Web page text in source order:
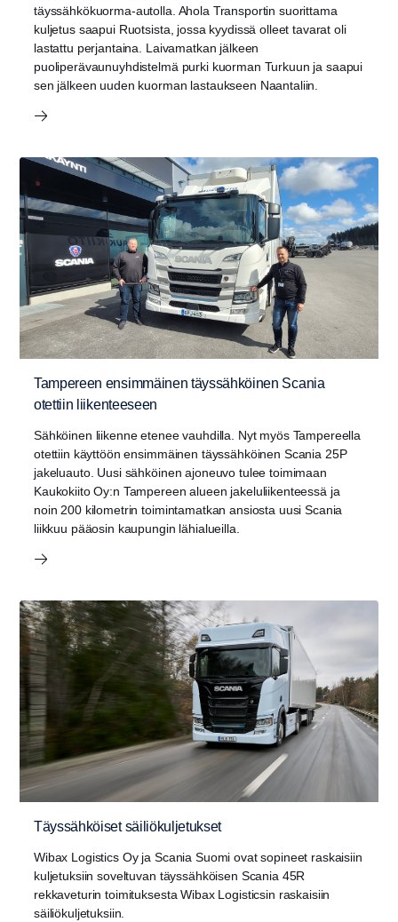
täyssähkökuorma-autolla. Ahola Transportin suorittama
kuljetus saapui Ruotsista, jossa kyydissä olleet tavarat oli
lastattu perjantaina. Laivamatkan jälkeen
puoliperävaunuyhdistelmä purki kuorman Turkuun ja saapui
sen jälkeen uuden kuorman lastaukseen Naantaliin.
Tampereen ensimmäinen täyssähköinen Scania
otettiin liikenteeseen
Sähköinen liikenne etenee vauhdilla. Nyt myös Tampereella
otettiin käyttöön ensimmäinen täyssähköinen Scania 25P
jakeluauto. Uusi sähköinen ajoneuvo tulee toimimaan
Kaukokiito Oy:n Tampereen alueen jakeluliikenteessä ja
noin 200 kilometrin toimintamatkan ansiosta uusi Scania
liikkuu pääosin kaupungin lähialueilla.
Täyssähköiset säiliökuljetukset
Wibax Logistics Oy ja Scania Suomi ovat sopineet raskaisiin
kuljetuksiin soveltuvan täyssähköisen Scania 45R
rekkaveturin toimituksesta Wibax Logisticsin raskaisiin
säiliökuljetuksiin.